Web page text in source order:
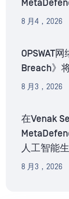
8 月4，2026
OPSWAT
Breach》
8 月3，2026
在Venak
人工智能
8 月3，2026